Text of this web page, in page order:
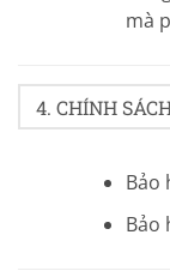
mà
4. CHÍNH
Bảo
Bảo